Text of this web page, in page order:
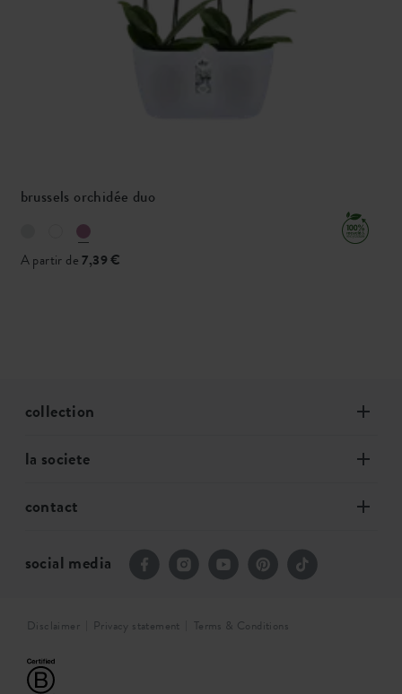
brussels orchidée duo
A partir de7,39 €
collection
la societe
contact
social media
Disclaimer Privacy statement Terms & Conditions